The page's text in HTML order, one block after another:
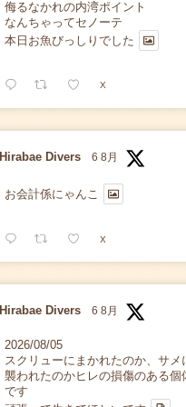
侮るなかれの内湾ポイント
なんちゃってセノーテ
本日お魚びっしりでした
X
Hirabae Divers 6 8月
お会計係にゃんこ
X
Hirabae Divers 6 8月
2026/08/05
スクリューにまかれたのか、サメ
襲われたのかヒレの損傷のある個
です